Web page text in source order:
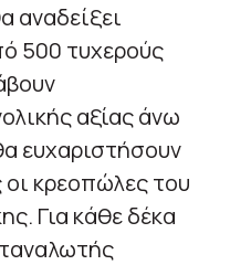
αναδείξει
500 τυχερούς
αξίας άνω
ευχαριστήσουν
κρεοπώλες του
Για κάθε δέκα